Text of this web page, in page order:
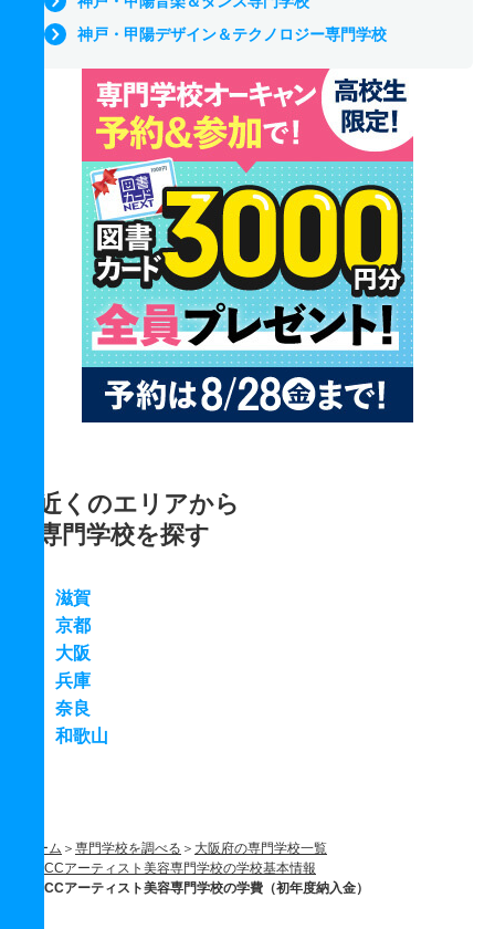
神戸・甲陽デザイン＆テクノロジー専門学校
近くのエリアから
専門学校を探す
滋賀
京都
大阪
兵庫
奈良
和歌山
ホーム 専門学校を調べる
大阪府の専門学校一覧
ECCアーティスト美容専門学校の学校基本情報
ECCアーティスト美容専門学校の学費（初年度納入金）